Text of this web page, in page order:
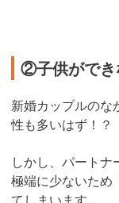
②子供ができ
新婚カップルのな
性も多いはず！？
しかし、パート
極端に少ないため